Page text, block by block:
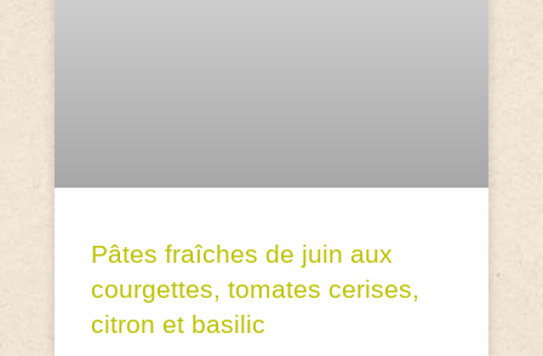
Pâtes fraîches de juin aux
courgettes, tomates cerises,
citron et basilic